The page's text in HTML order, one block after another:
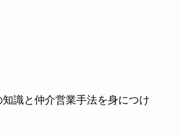
識と仲介営業手法を身につけ